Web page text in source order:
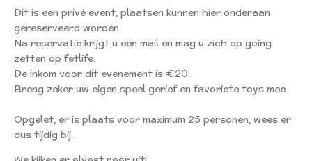
Dit is een privé event, plaatsen kunnen hier onderaan
gereserveerd worden.
Na reservatie krijgt u een mail en mag u zich op going
zetten op fetlife.
De inkom voor dit evenement is €20.
Breng zeker uw eigen speel gerief en favoriete toys mee.
Opgelet, er is plaats voor maximum 25 personen, wees er
dus tijdig bij.